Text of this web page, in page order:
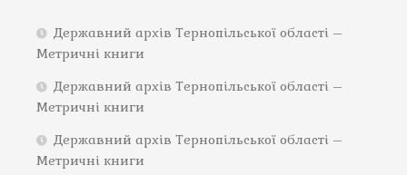
Державний архів Тернопільської області –
Метричні книги
Державний архів Тернопільської області –
Метричні книги
Державний архів Тернопільської області –
Метричні книги